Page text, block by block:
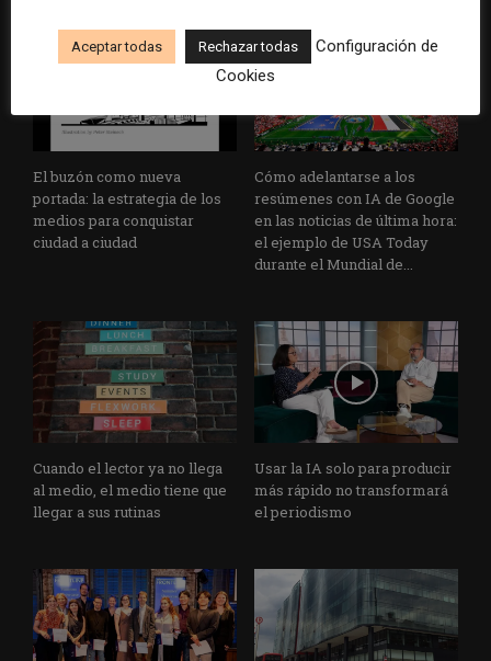
El buzón como nueva
portada: la estrategia de los
medios para conquistar
ciudad a ciudad
Cómo adelantarse a los
resúmenes con IA de Google
en las noticias de última hora:
el ejemplo de USA Today
durante el Mundial de...
Cuando el lector ya no llega
al medio, el medio tiene que
llegar a sus rutinas
Usar la IA solo para producir
más rápido no transformará
el periodismo
Aceptar todas Rechazar todas
Configuración de
Cookies